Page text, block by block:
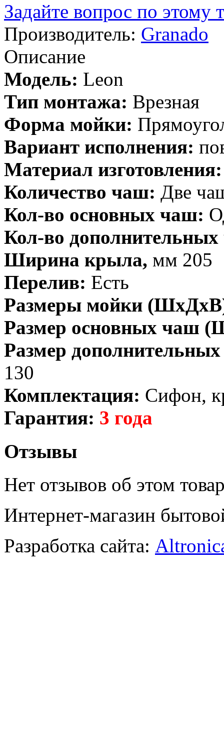
Задайте вопрос по этому
Производитель: Granado
Описание
Модель: Leon
Тип монтажа: Врезная
Форма мойки:
Вариант исполнения:
Материал изготовления:
Количество чаш: Две
Кол-во основных чаш:
Кол-во
Ширина крыла, мм 205
Перелив: Есть
Размеры мойки
Размер основных чаш
Размер
130
Комплектация: Сифон,
Гарантия: 3 года
Отзывы
Нет отзывов об этом
Интернет-магазин
Разработка сайта: